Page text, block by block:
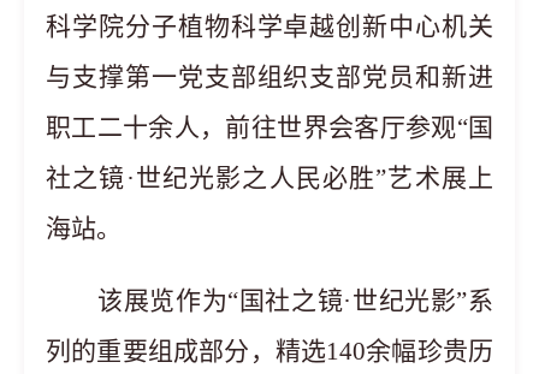
科学院分子植物科学卓越创新中心机关
与支撑第一党支部组织支部党员和新进
职工二十余人，前往世界会客厅参观“国
社之镜·世纪光影之人民必胜”艺术展上
海站。
该展览作为“国社之镜·世纪光影”系
列的重要组成部分，精选140余幅珍贵历